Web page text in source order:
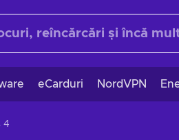
eCarduri NordVPN
4